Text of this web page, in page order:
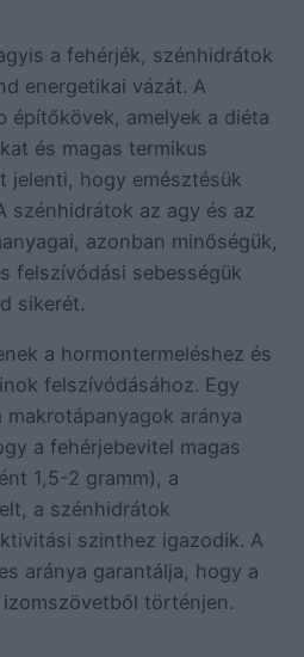
a fehérjék, szénhidrátok
energetikai vázát. A
építőkövek, amelyek a diéta
és magas termikus
jelenti, hogy emésztésük
szénhidrátok az agy és az
azonban minőségük,
felszívódási sebességük
sikerét.
a hormontermeléshez és
felszívódásához. Egy
aránya
a fehérjebevitel magas
1,5-2 gramm), a
a szénhidrátok
szinthez igazodik. A
aránya garantálja, hogy a
történjen.